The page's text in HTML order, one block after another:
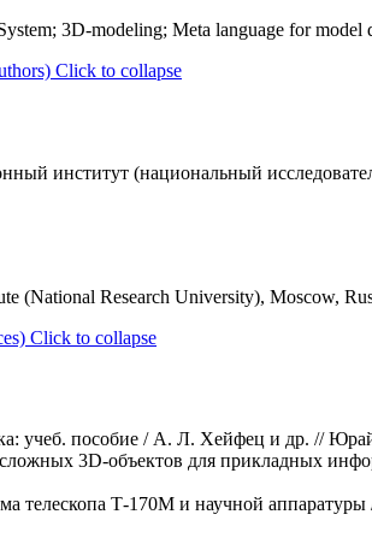
3D-modeling; Meta language for model
Click to collapse
институт (национальный
(National Research University), Moscow,
Click to collapse
учеб. пособие / А. Л. Хейфец и др. //
3D-объектов для прикладных
телескопа Т-170М и научной